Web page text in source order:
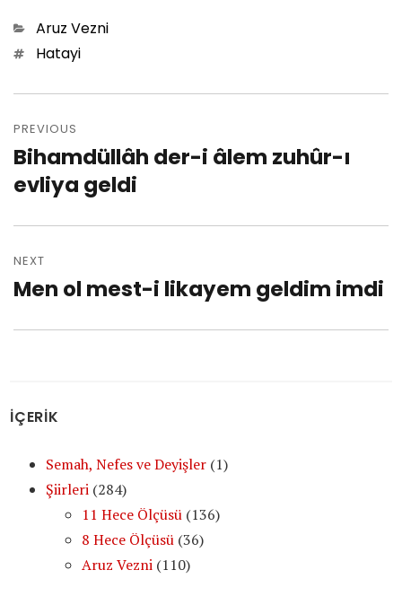
Categories
Aruz Vezni
TagsHatayi
Post
navigation
PREVIOUS
Previous
post:
Bihamdüllâh der-i âlem zuhûr-ı
evliya geldi
NEXT
Next
Men ol mest-i likayem geldim imdi
İÇERİK
Semah, Nefes ve Deyişler (1)
Şiirleri (284)
11 Hece Ölçüsü (136)
8 Hece Ölçüsü (36)
Aruz Vezni (110)